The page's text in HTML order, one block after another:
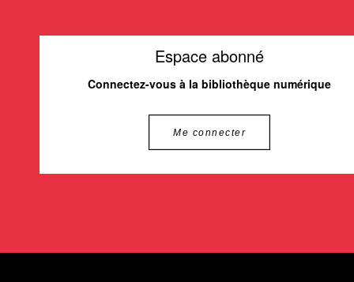
Espace abonné
Connectez-vous à la bibliothèque numérique
Me connecter